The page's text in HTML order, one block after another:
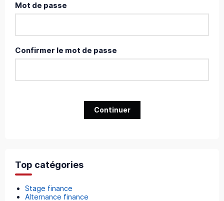
Mot de passe
Confirmer le mot de passe
Continuer
Top catégories
Stage finance
Alternance finance